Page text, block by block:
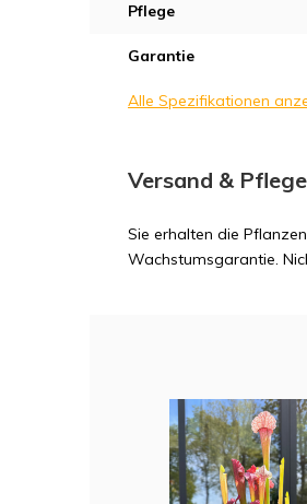
Pflege
Garantie
Alle Spezifikationen
Versand &
Sie erhalten die
Wachstumsgarantie.